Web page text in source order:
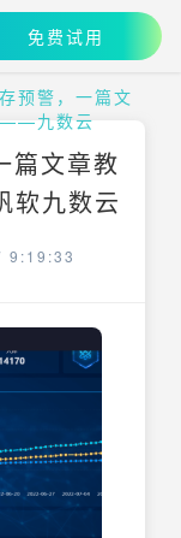
免费试用
预警，一篇文
——九数云
篇文章教
九数云
9:19:33